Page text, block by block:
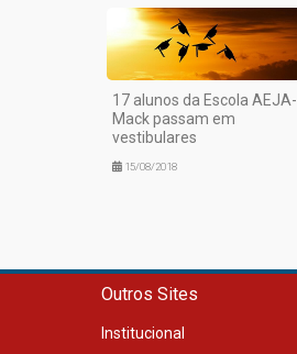
17 alunos da Escola AEJA-
Mack passam em
vestibulares
15/08/2018
Outros Sites
Institucional